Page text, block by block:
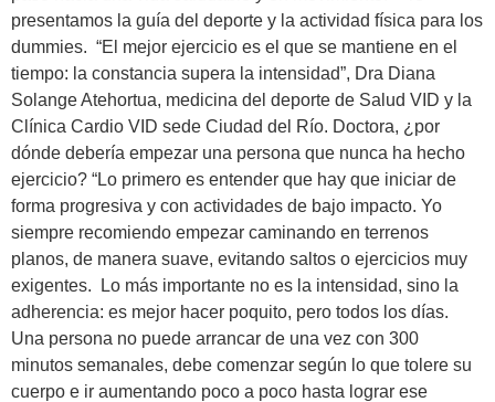
presentamos la guía del deporte y la actividad física para los
dummies. “El mejor ejercicio es el que se mantiene en el
tiempo: la constancia supera la intensidad”, Dra Diana
Solange Atehortua, medicina del deporte de Salud VID y la
Clínica Cardio VID sede Ciudad del Río. Doctora, ¿por
dónde debería empezar una persona que nunca ha hecho
ejercicio? “Lo primero es entender que hay que iniciar de
forma progresiva y con actividades de bajo impacto. Yo
siempre recomiendo empezar caminando en terrenos
planos, de manera suave, evitando saltos o ejercicios muy
exigentes. Lo más importante no es la intensidad, sino la
adherencia: es mejor hacer poquito, pero todos los días.
Una persona no puede arrancar de una vez con 300
minutos semanales, debe comenzar según lo que tolere su
cuerpo e ir aumentando poco a poco hasta lograr ese